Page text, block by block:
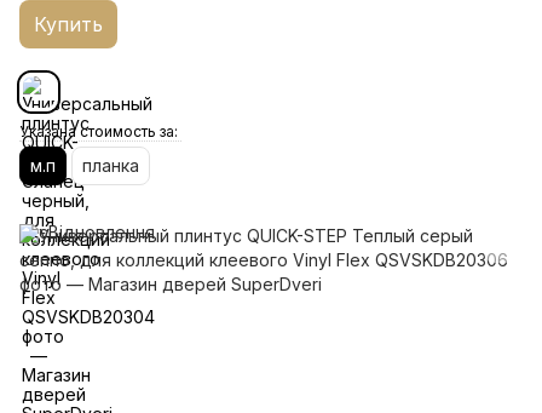
Купить
Указана стоимость за:
м.п планка